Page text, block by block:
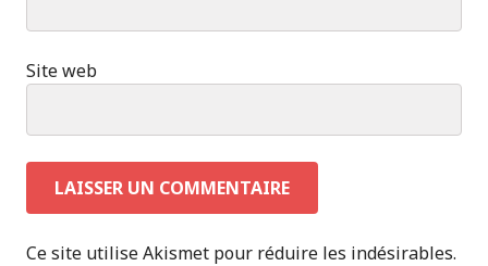
Site web
Ce site utilise Akismet pour réduire les indésirables.